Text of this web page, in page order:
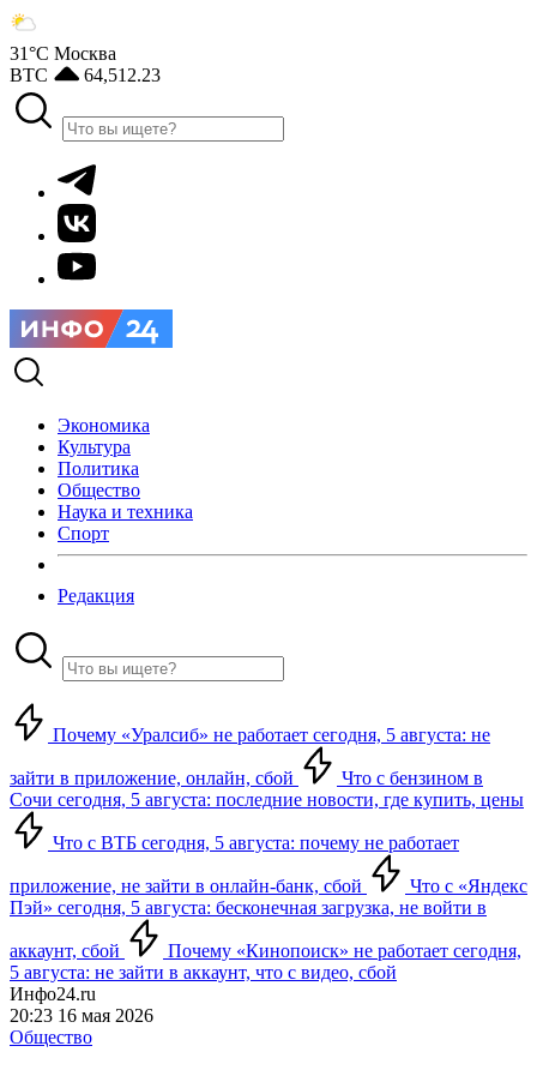
31°С Москва
BTC
64,512.23
Экономика
Культура
Политика
Общество
Наука и техника
Спорт
Редакция
Почему «Уралсиб» не работает сегодня, 5 августа: не
зайти в приложение, онлайн, сбой
Что с бензином в
Сочи сегодня, 5 августа: последние новости, где купить, цены
Что с ВТБ сегодня, 5 августа: почему не работает
приложение, не зайти в онлайн-банк, сбой
Что с «Яндекс
Пэй» сегодня, 5 августа: бесконечная загрузка, не войти в
аккаунт, сбой
Почему «Кинопоиск» не работает сегодня,
5 августа: не зайти в аккаунт, что с видео, сбой
Инфо24.ru
20:23 16 мая 2026
Общество